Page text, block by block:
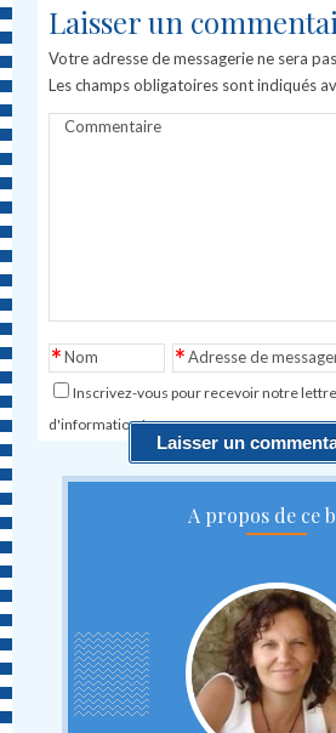
Laisser un
Votre adresse de messagerie ne sera
Les champs obligatoires sont indiqués
Commentaire
Nom
* Adresse de
*
Inscrivez-vous pour recevoir notre lettre
d'information !
A propos de ce